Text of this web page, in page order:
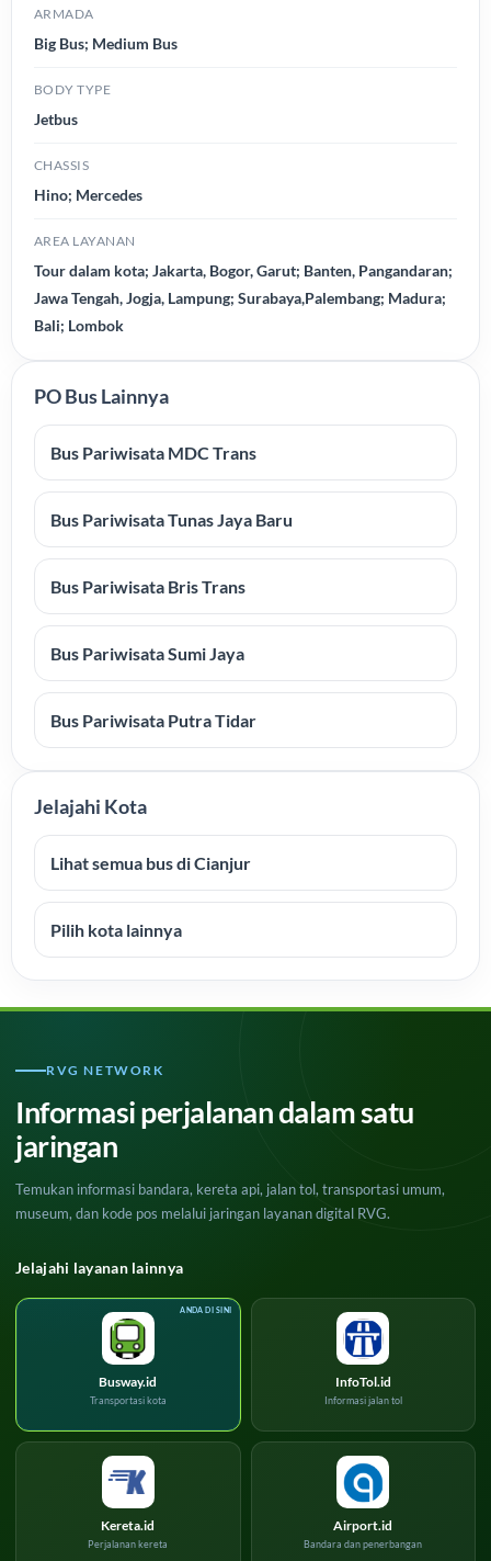
ARMADA
Big Bus; Medium Bus
BODY TYPE
Jetbus
CHASSIS
Hino; Mercedes
AREA LAYANAN
Tour dalam kota; Jakarta, Bogor, Garut; Banten, Pangandaran;
Jawa Tengah, Jogja, Lampung; Surabaya,Palembang; Madura;
Bali; Lombok
PO Bus Lainnya
Bus Pariwisata MDC Trans
Bus Pariwisata Tunas Jaya Baru
Bus Pariwisata Bris Trans
Bus Pariwisata Sumi Jaya
Bus Pariwisata Putra Tidar
Jelajahi Kota
Lihat semua bus di Cianjur
Pilih kota lainnya
RVG NETWORK
Informasi perjalanan dalam satu
jaringan
Temukan informasi bandara, kereta api, jalan tol, transportasi umum,
museum, dan kode pos melalui jaringan layanan digital RVG.
Jelajahi layanan lainnya
Busway.id
Transportasi kota
InfoTol.id
Informasi jalan tol
Kereta.id
Perjalanan kereta
Airport.id
Bandara dan penerbangan